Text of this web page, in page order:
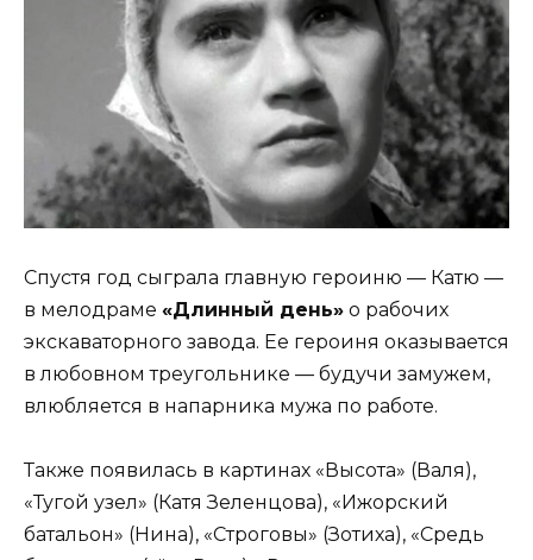
Спустя год сыграла главную героиню — Катю —
в мелодраме «Длинный день» о рабочих
экскаваторного завода. Ее героиня оказывается
в любовном треугольнике — будучи замужем,
влюбляется в напарника мужа по работе.
Также появилась в картинах «Высота» (Валя),
«Тугой узел» (Катя Зеленцова), «Ижорский
батальон» (Нина), «Строговы» (Зотиха), «Средь